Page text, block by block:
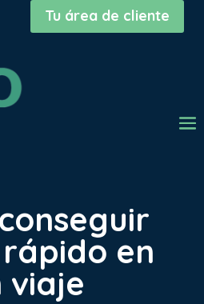
Tu área de cliente
en
viaje